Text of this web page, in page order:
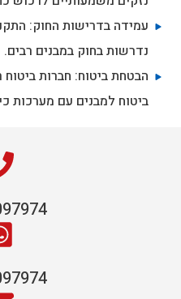
עמידה בדרישות החוק:
נדרשות בחוק במבנים רבים.
הבטחת ביטוח: חברות
ביטוח למבנים עם מערכות